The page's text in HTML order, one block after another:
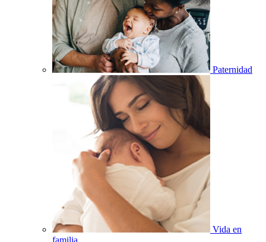
Paternidad
Vida en
familia